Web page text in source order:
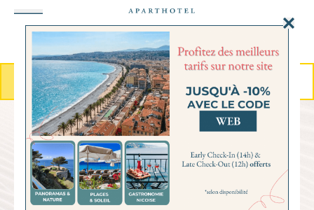
MENU
RÉSERVER
SUIVEZ-NOUS SUR
INSTAGRAM
@amminicemassena